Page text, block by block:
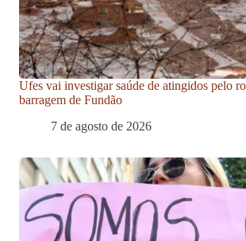
Ufes vai investigar saúde de atingidos pelo
barragem de Fundão
7 de agosto de 2026